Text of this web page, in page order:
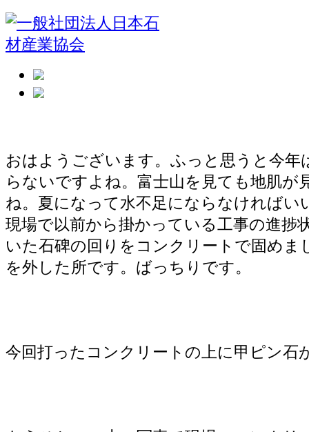
おはようございます。ふっと思うと今年
らないですよね。富士山を見ても地肌が
ね。夏になって水不足にならなければい
現場で以前から掛かっている工事の進捗
いた石碑の回りをコンクリートで固めま
を外した所です。ばっちりです。
今回打ったコンクリートの上に甲ピン石